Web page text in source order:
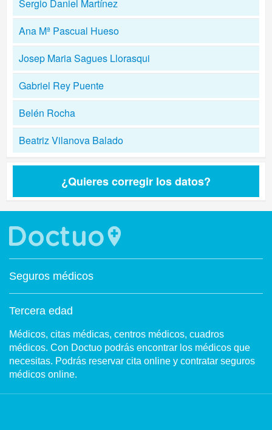
Sergio Daniel Martínez
Ana Mª Pascual Hueso
Josep Maria Sagues Llorasqui
Gabriel Rey Puente
Belén Rocha
Beatriz Vilanova Balado
¿Quieres corregir los datos?
Seguros médicos
Tercera edad
Médicos, citas médicas, centros médicos, cuadros
médicos. Con Doctuo podrás encontrar los médicos que
necesitas. Podrás reservar cita online y contratar seguros
médicos online.